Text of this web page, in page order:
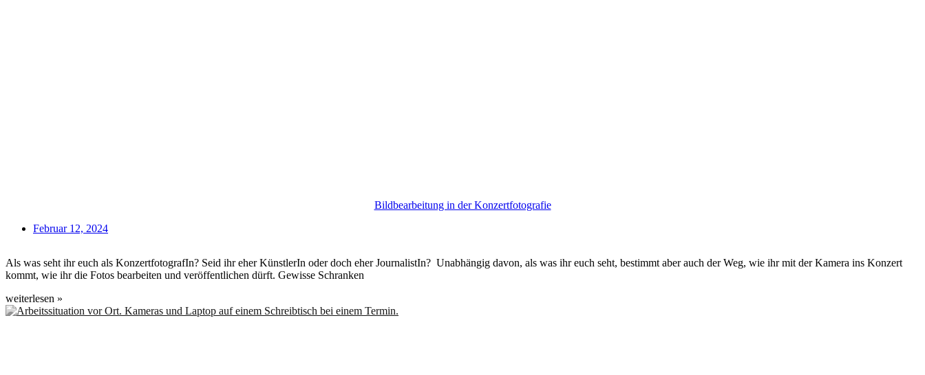
Bildbearbeitung in der Konzertfotografie
Februar 12, 2024
Als was seht ihr euch als KonzertfotografIn? Seid ihr eher KünstlerIn oder doch eher JournalistIn? Unabhängig davon, als was ihr euch seht, bestimmt aber auch der Weg, wie ihr mit der Kamera ins Konzert
kommt, wie ihr die Fotos bearbeiten und veröffentlichen dürft. Gewisse Schranken
weiterlesen »